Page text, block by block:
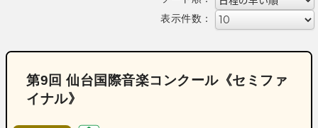
表示件数：
第9回 仙台国際音楽コンクール《セミファ
イナル》